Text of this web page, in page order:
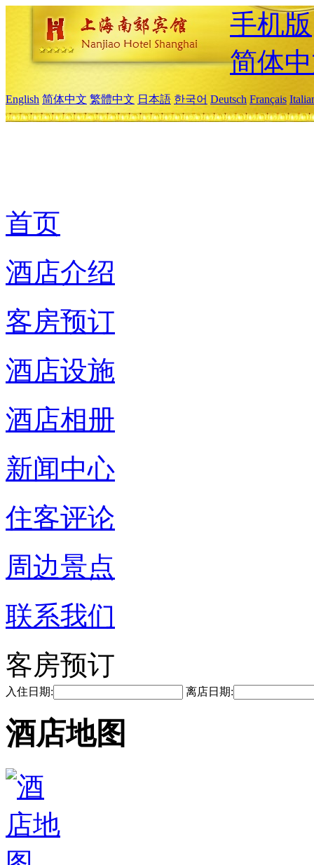
手机版
简体
English 简体中文 繁體中文 日本語 한국어 Deutsch Français
首页
酒店介绍
客房预订
酒店设施
酒店相册
新闻中心
住客评论
周边景点
联系我们
客房预订
入住日期: 离店日期:
酒店地图